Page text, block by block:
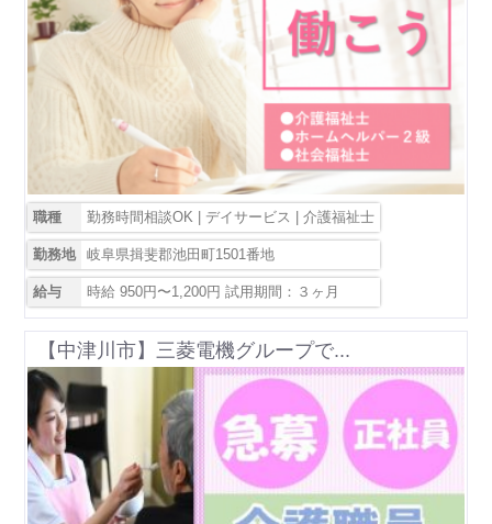
職種 勤務時間相談OK | デイサービス | 介護福祉士
勤務地 岐阜県揖斐郡池田町1501番地
給与 時給 950円〜1,200円 試用期間：３ヶ月
【中津川市】三菱電機グループで...